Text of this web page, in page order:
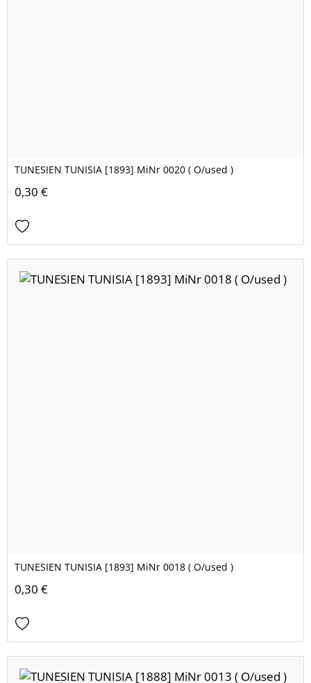
TUNESIEN TUNISIA [1893] MiNr 0020 ( O/used )
0,30 €
TUNESIEN TUNISIA [1893] MiNr 0018 ( O/used )
0,30 €